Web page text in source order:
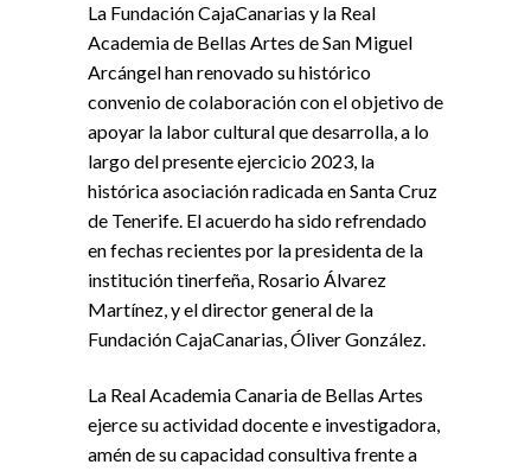
La Fundación CajaCanarias y la Real
Academia de Bellas Artes de San Miguel
Arcángel han renovado su histórico
convenio de colaboración con el objetivo de
apoyar la labor cultural que desarrolla, a lo
largo del presente ejercicio 2023, la
histórica asociación radicada en Santa Cruz
de Tenerife. El acuerdo ha sido refrendado
en fechas recientes por la presidenta de la
institución tinerfeña, Rosario Álvarez
Martínez, y el director general de la
Fundación CajaCanarias, Óliver González.
La Real Academia Canaria de Bellas Artes
ejerce su actividad docente e investigadora,
amén de su capacidad consultiva frente a